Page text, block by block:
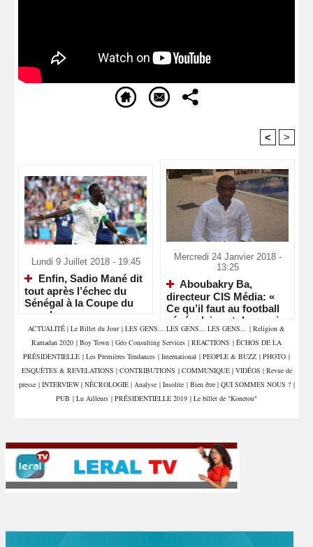
< >
Lundi 9 Juillet 2018 - 19:45
Enfin, Sadio Mané dit
tout après l’échec du
Sénégal à la Coupe du
monde
Mercredi 24 Janvier 2018 -
13:25
Aboubakry Ba,
directeur CIS Média: «
Ce qu’il faut au football
sénégalais est de savoir
garder ses joueurs et les
libérer au bon moment »
ACTUALITÉ | Le Billet du Jour | LES GENS... LES GENS... LES GENS... | Religion &
Ramadan 2020 | Boy Town | Géo Consulting Services | REACTIONS | ÉCHOS DE LA
PRÉSIDENTIELLE | Les Premières Tendances | International | PEOPLE & BUZZ | PHOTO |
ENQUÊTES & REVELATIONS | CONTRIBUTIONS | COMMUNIQUE | VIDÉOS | Revue de
presse | INTERVIEW | NÉCROLOGIE | Analyse | Insolite | Bien être | QUI SOMMES NOUS ? |
PUB | Lu Ailleurs | PRÉSIDENTIELLE 2019 | Le billet de "Konetou"